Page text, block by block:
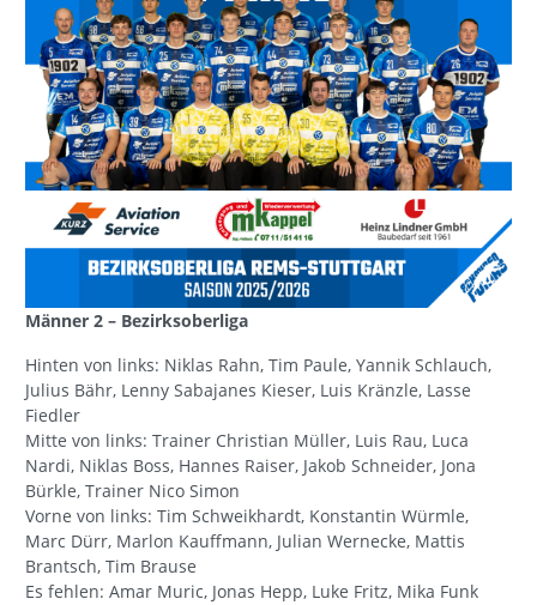
Männer 2 – Bezirksoberliga
Hinten von links: Niklas Rahn, Tim Paule, Yannik Schlauch,
Julius Bähr, Lenny Sabajanes Kieser, Luis Kränzle, Lasse
Fiedler
Mitte von links: Trainer Christian Müller, Luis Rau, Luca
Nardi, Niklas Boss, Hannes Raiser, Jakob Schneider, Jona
Bürkle, Trainer Nico Simon
Vorne von links: Tim Schweikhardt, Konstantin Würmle,
Marc Dürr, Marlon Kauffmann, Julian Wernecke, Mattis
Brantsch, Tim Brause
Es fehlen: Amar Muric, Jonas Hepp, Luke Fritz, Mika Funk